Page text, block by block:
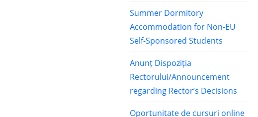
Summer Dormitory
Accommodation for Non-EU
Self-Sponsored Students
Anunț Dispoziția
Rectorului/Announcement
regarding Rector’s Decisions
Oportunitate de cursuri online